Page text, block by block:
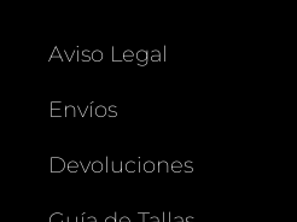
Aviso Legal
Envíos
Devoluciones